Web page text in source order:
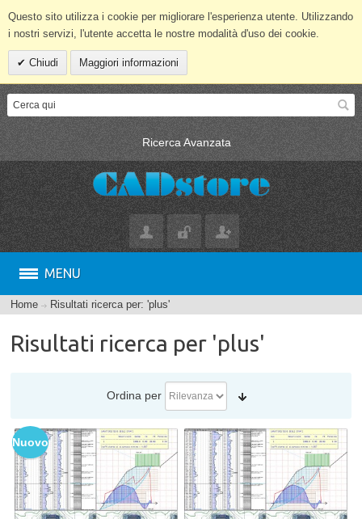
Questo sito utilizza i cookie per migliorare l'esperienza utente. Utilizzando
i nostri servizi, l'utente accetta le nostre modalità d'uso dei cookie.
Chiudi Maggiori informazioni
Ricerca Avanzata
MENU
Home Risultati ricerca per: 'plus'
Risultati ricerca per 'plus'
Ordina per
Nuovo